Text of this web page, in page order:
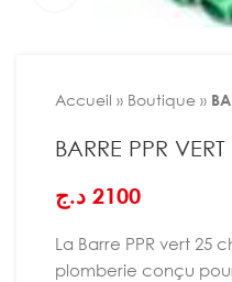
Accueil » Boutique »
BARRE PPR
2100 د.ج
La Barre PPR vert 25
plomberie conçu